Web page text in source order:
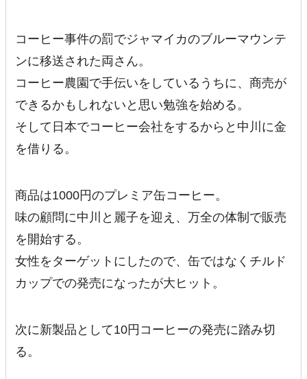
コーヒー事件の罰でジャマイカのブルーマウンテ
ンに移送された両さん。
コーヒー農園で手伝いをしているうちに、商売が
できるかもしれないと思い勉強を始める。
そして日本でコーヒー会社をするからと中川に金
を借りる。
商品は1000円のプレミア缶コーヒー。
味の顧問に中川と麗子を迎え、万全の体制で販売
を開始する。
女性をターゲットにしたので、缶ではなくチルド
カップでの発売になったが大ヒット。
次に新製品として10円コーヒーの発売に踏み切
る。